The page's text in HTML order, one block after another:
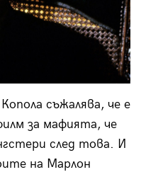
съжалява, че е
за мафията, че
след това. И
на Марлон